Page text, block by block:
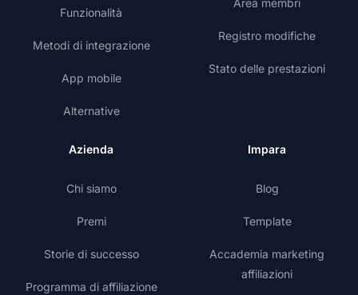
Funzionalità
Metodi di integrazione
App mobile
Alternative
Area membri
Registro modifiche
Stato delle prestazioni
Azienda
Chi siamo
Premi
Storie di successo
Programma di affiliazione
Impara
Blog
Template
Accademia marketing
affiliazioni